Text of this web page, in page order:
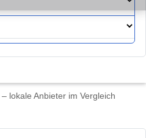
lokale Anbieter im Vergleich